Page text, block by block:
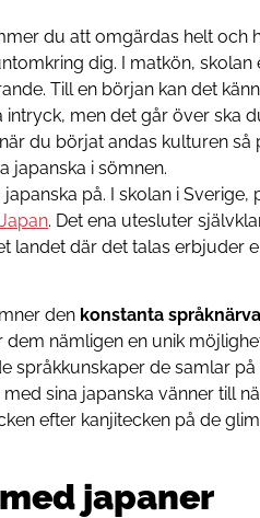
du att omgärdas helt och
dig. I matkön, skolan
Till en början kan det
men det går över ska
du börjat andas kulturen så
japanska i sömnen.
på. I skolan i Sverige,
. Det ena utesluter
landet där det talas erbjuder
den konstanta
dem nämligen en unik
språkkunskaper de samlar på
sina japanska vänner till
efter kanjitecken på de
japaner